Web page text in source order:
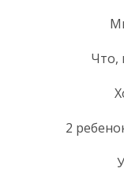
Что,
2